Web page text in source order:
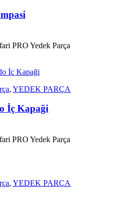
PRO Yedek Parça
, YEDEK PARÇA
İç Kapaği
PRO Yedek Parça
, YEDEK PARÇA